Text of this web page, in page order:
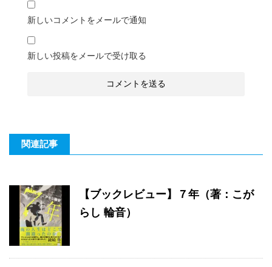
新しいコメントをメールで通知
新しい投稿をメールで受け取る
関連記事
【ブックレビュー】７年（著：こが
らし 輪音）